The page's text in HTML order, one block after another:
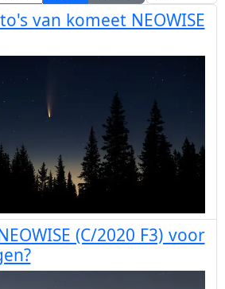
van komeet NEOWISE
(C/2020 F3) voor